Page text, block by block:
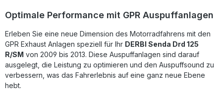
Fachwerkstatt für optimale Passgenauigkeit und Sicherheit.
Die homologierte Bauweise mit herausnehmbarem DB-Killer
Hergestellt in Italien unter DIN-zertifizierten
Qualitätsstandards, profitieren Sie als Fahrer von absolut
zuverlässiger und hochwertiger Verarbeitung.
Homologierter Slip-On Auspuff aus Edelstahl inklusive DB-
Killer Spürbare Leistungssteigerung und
Gewichtsreduzierung gegenüber Serie Sportlicher Sound
bei legalem Betrieb Einfache Plug-&-Play-Montage Made in
Optimale Performance mit GPR Auspuffanlagen
Erleben Sie eine neue Dimension des Motorradfahrens mit den
GPR Exhaust Anlagen speziell für Ihr DERBI Senda Drd 125
R/SM von 2009 bis 2013. Diese Auspuffanlagen sind darauf
ausgelegt, die Leistung zu optimieren und den Auspuffsound zu
verbessern, was das Fahrerlebnis auf eine ganz neue Ebene
hebt.